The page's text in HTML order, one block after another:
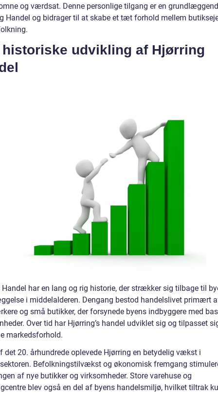
og værdsat. Denne personlige tilgang er en
Handel og bidrager til at skabe et tæt forhold mellem
historiske udvikling af Hjørring
har en lang og rig historie, der strækker sig tilbage til
i middelalderen. Dengang bestod handelslivet primært
og små butikker, der forsynede byens indbyggere med
Over tid har Hjørring’s handel udviklet sig og tilpasset
markedsforhold.
det 20. århundrede oplevede Hjørring en betydelig vækst i
Befolkningstilvækst og økonomisk fremgang
af nye butikker og virksomheder. Store varehuse og
blev også en del af byens handelsmiljø, hvilket tiltrak